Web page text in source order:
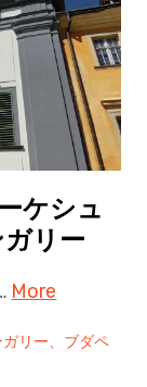
ケシュ
リー
More
リー、ブダペ